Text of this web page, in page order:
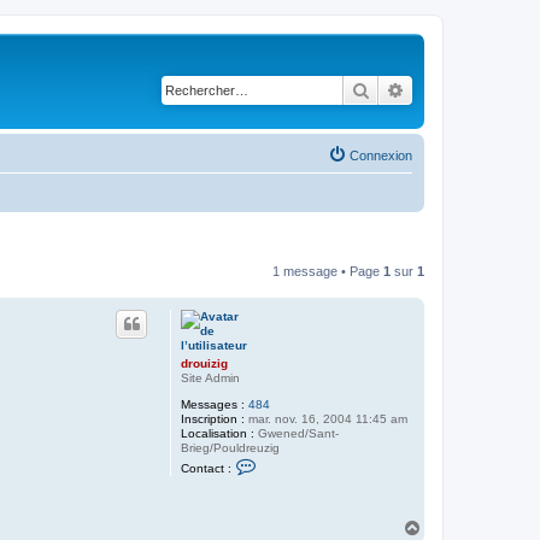
Rechercher
Connexion
1 message • Page 1 sur 1
drouizig
Site Admin
Messages : 484
Inscription : mar. nov. 16, 2004 11:45 am
Localisation : Gwened/Sant-
Brieg/Pouldreuzig
Contact :